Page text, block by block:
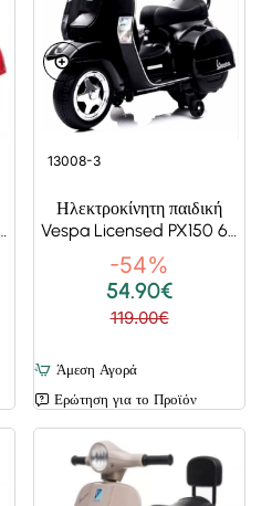
Super Deals
13008-3
Ηλεκτροκίνητη παιδική
Vespa Licensed PX150 6V
σε Μαύρο
-54%
54.90€
119.00€
Άμεση Αγορά
Ερώτηση για το Προϊόν